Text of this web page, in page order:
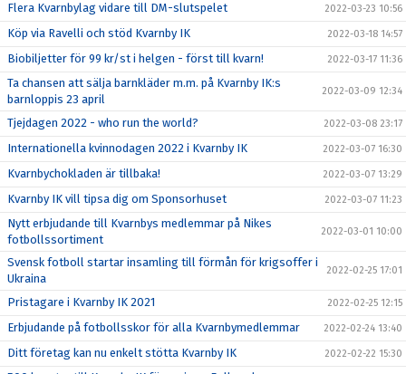
Flera Kvarnbylag vidare till DM-slutspelet 2022-03-23 10:56
Köp via Ravelli och stöd Kvarnby IK 2022-03-18 14:57
Biobiljetter för 99 kr/st i helgen - först till kvarn! 2022-03-17 11:36
Ta chansen att sälja barnkläder m.m. på Kvarnby IK:s
barnloppis 23 april
2022-03-09 12:34
Tjejdagen 2022 - who run the world? 2022-03-08 23:17
Internationella kvinnodagen 2022 i Kvarnby IK 2022-03-07 16:30
Kvarnbychokladen är tillbaka! 2022-03-07 13:29
Kvarnby IK vill tipsa dig om Sponsorhuset 2022-03-07 11:23
Nytt erbjudande till Kvarnbys medlemmar på Nikes
fotbollssortiment
2022-03-01 10:00
Svensk fotboll startar insamling till förmån för krigsoffer i
Ukraina
2022-02-25 17:01
Pristagare i Kvarnby IK 2021 2022-02-25 12:15
Erbjudande på fotbollsskor för alla Kvarnbymedlemmar 2022-02-24 13:40
Ditt företag kan nu enkelt stötta Kvarnby IK 2022-02-22 15:30